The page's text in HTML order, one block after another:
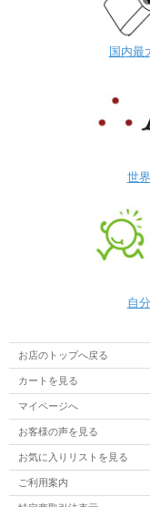
国内最
世
自
お店のトップへ戻る
カートを見る
マイページへ
お客様の声を見る
お気に入りリストを見る
ご利用案内